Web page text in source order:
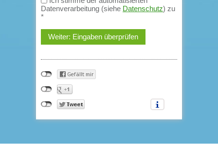
Datenverarbeitung (siehe Datenschutz) zu
*